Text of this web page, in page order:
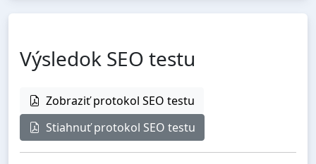
Výsledok SEO testu
Zobraziť protokol SEO testu
Stiahnuť protokol SEO testu